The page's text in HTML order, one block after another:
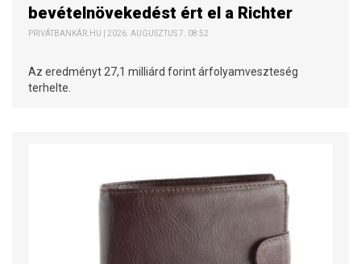
bevételnövekedést ért el a Richter
PRIVÁTBANKÁR.HU | 2026. AUGUSZTUS 7. 08:52
Az eredményt 27,1 milliárd forint árfolyamveszteség
terhelte.